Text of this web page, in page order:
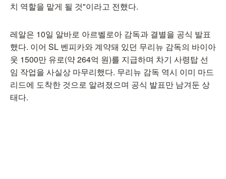
치 역할을 맡게 될 것"이라고 전했다.
레알은 10일 알바로 아르벨로아 감독과 결별을 공식 발표
했다. 이어 SL 벤피카와 계약돼 있던 무리뉴 감독의 바이아
웃 1500만 유로(약 264억 원)를 지급하며 차기 사령탑 선
임 작업을 사실상 마무리했다. 무리뉴 감독 역시 이미 마드
리드에 도착한 것으로 알려졌으며 공식 발표만 남겨둔 상
태다.